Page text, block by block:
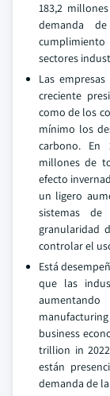
183,2
demanda
sectores
Las
creciente
como de los
mínimo los
carbono. En
millones de
efecto
un ligero
sistemas
granularidad
controlar el
Está
que las
business
trillion in
están
demanda de